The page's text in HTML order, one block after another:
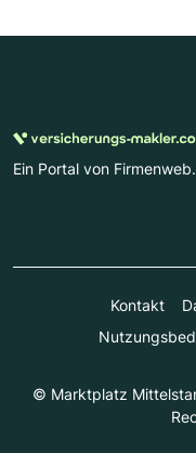
Ein Portal von
Kontakt
© Marktplatz